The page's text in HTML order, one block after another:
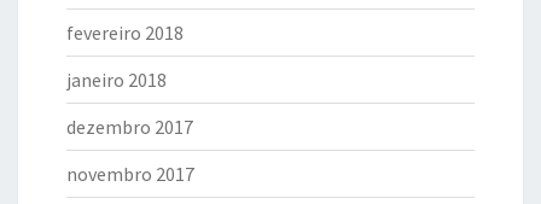
fevereiro 2018
janeiro 2018
dezembro 2017
novembro 2017